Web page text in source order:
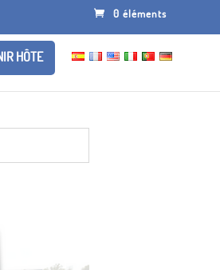
0 éléments
HÔTE